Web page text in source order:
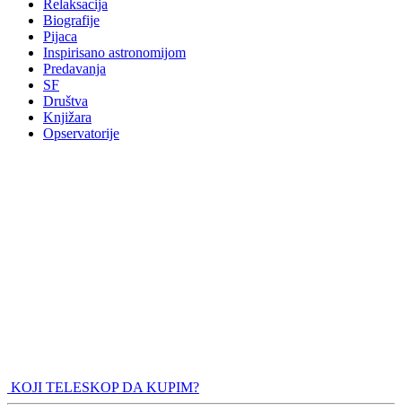
Relaksacija
Biografije
Pijaca
Inspirisano astronomijom
Predavanja
SF
Društva
Knjižara
Opservatorije
KOJI TELESKOP DA KUPIM?